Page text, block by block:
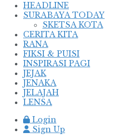
HEADLINE
SURABAYA TODAY
SKETSA KOTA
CERITA KITA
RANA
FIKSI & PUISI
INSPIRASI PAGI
JEJAK
JENAKA
JELAJAH
LENSA
Login
Sign Up